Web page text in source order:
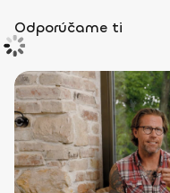
Odporúčame ti